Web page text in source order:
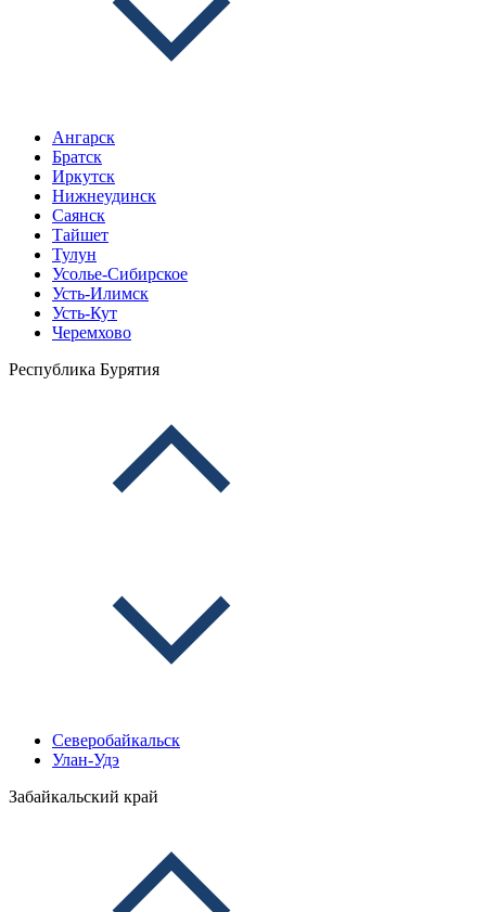
Ангарск
Братск
Иркутск
Нижнеудинск
Саянск
Тайшет
Тулун
Усолье-Сибирское
Усть-Илимск
Усть-Кут
Черемхово
Республика Бурятия
Северобайкальск
Улан-Удэ
Забайкальский край